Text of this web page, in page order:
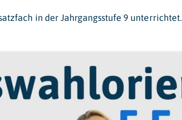
in der Jahrgangsstufe 9 unterrichtet.